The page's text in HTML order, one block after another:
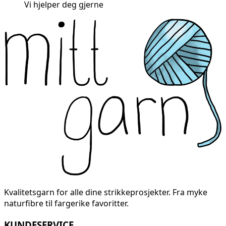
Vi hjelper deg gjerne
Kvalitetsgarn for alle dine strikkeprosjekter. Fra myke
naturfibre til fargerike favoritter.